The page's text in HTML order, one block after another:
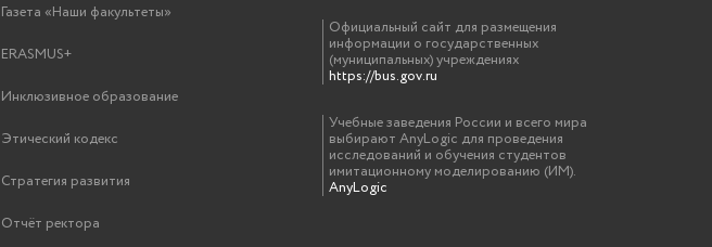
Газета «Наши факультеты»
ERASMUS+
Инклюзивное образование
Этический кодекс
Стратегия развития
Отчёт ректора
Официальный сайт для размещения
информации о государственных
(муниципальных) учреждениях
https://bus.gov.ru
Учебные заведения России и всего мира
выбирают AnyLogic для проведения
исследований и обучения студентов
имитационному моделированию (ИМ).
AnyLogic